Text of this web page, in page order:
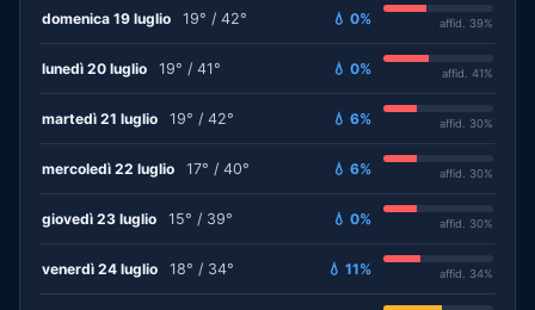
domenica 19 luglio 19° / 42° 💧 0% affid. 39%
lunedì 20 luglio 19° / 41° 💧 0% affid. 41%
martedì 21 luglio 19° / 42° 💧 6% affid. 30%
mercoledì 22 luglio 17° / 40° 💧 6% affid. 30%
giovedì 23 luglio 15° / 39° 💧 0% affid. 30%
venerdì 24 luglio 18° / 34° 💧 11% affid. 34%